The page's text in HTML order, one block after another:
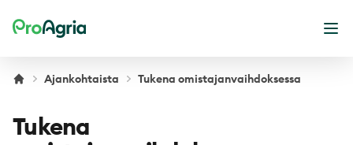
ProAgria
Ajankohtaista Tukena omistajanvaihdoksessa
Tukena